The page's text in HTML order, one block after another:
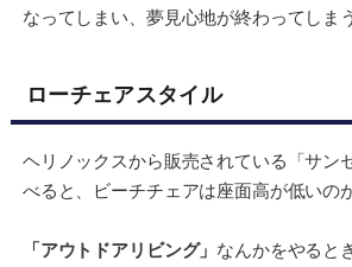
なってしまい、夢見心地が終わってしま
ローチェアスタイル
ヘリノックスから販売されている「サン
べると、ビーチチェアは座面高が低いの
「アウトドアリビング」 なんかをやると